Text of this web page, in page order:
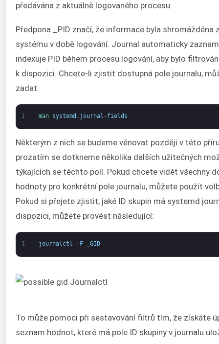
předávána z aktuálně logovaného procesu.
Předpona _PID značí, že informace byla shromážděna
systému v době logování. Journal automaticky
indexuje PID během procesu logování, aby bylo
k dispozici. Chcete-li zjistit dostupná pole journalu,
zadat:
1 man systemd . journal -fields
Některým z nich se budeme věnovat později v této
prozatím se dotkneme několika dalších užitečných
týkajících se těchto polí. Pokud chcete vidět všechny
hodnoty pro konkrétní pole journalu, můžete použít
Pokud si přejete zjistit, jaké ID skupin má systemd
dispozici, můžete provést následující:
1 journalctl - F _GID
To může pomoci při sestavování filtrů tím, že získáte
seznam hodnot, které má pole ID skupiny v journalu